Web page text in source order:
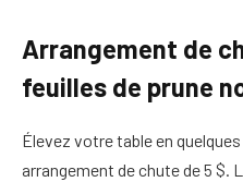
Arrangement de
feuilles de prune
Élevez votre table en
arrangement de chute de 5 $.